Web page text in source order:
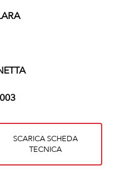
SCARICA SCHEDA
TECNICA